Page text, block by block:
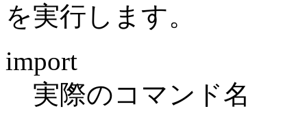
を実行します。
import
実際のコマンド名